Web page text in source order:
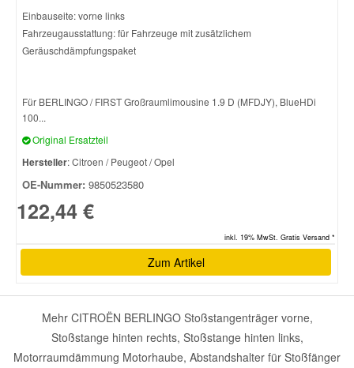
Einbauseite: vorne links
Fahrzeugausstattung: für Fahrzeuge mit zusätzlichem
Geräuschdämpfungspaket
Für BERLINGO / FIRST Großraumlimousine 1.9 D (MFDJY), BlueHDi
100...
Original Ersatzteil
Hersteller: Citroen / Peugeot / Opel
OE-Nummer: 9850523580
122,44 €
inkl. 19% MwSt. Gratis Versand *
Zum Artikel
Mehr CITROËN BERLINGO Stoßstangenträger vorne,
Stoßstange hinten rechts, Stoßstange hinten links,
Motorraumdämmung Motorhaube, Abstandshalter für Stoßfänger